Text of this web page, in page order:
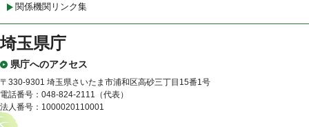
関係機関リンク集
埼玉県庁
県庁へのアクセス
〒330-9301 埼玉県さいたま市浦和区高砂三丁目15番1号
電話番号：048-824-2111（代表）
法人番号：1000020110001